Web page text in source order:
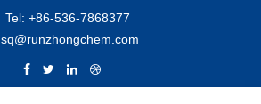
Tel: +86-536-7868377
sq@runzhongchem.com